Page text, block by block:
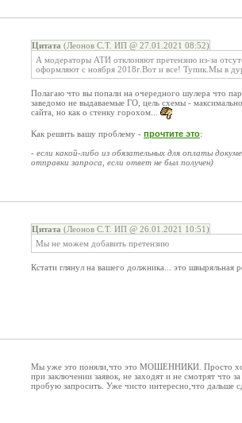
Цитата (Леонов С.Т. ИП @ 27.01.2021 08:52)
А модераторы АТИ отклоняют претензию из-за
оформляют с ноября 2018г.Вот и все! Тупик.Мы в
Полагаю что вы попали на очередного шулера что
заведомо не выдаваемые ГО, цель схемы -
сайта, но как о стенку горохом...
Как решить вашу проблему - прочтите это:
- если какой-либо из обязательных для оплаты
отправки запроса, если ответ не был получен)
Цитата (Леонов С.Т. ИП @ 26.01.2021 10:51)
Мы не можем добавить претензию
Кстати глянул на вашего должника... это швыряльная
Мы уже это поняли,что это МОШЕННИКИ. Просто
при заключении заявок, не заходят и не смотрят что
пробую запросить. Уже чисто интересно,что